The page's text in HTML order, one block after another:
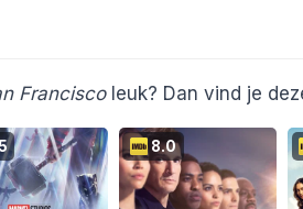
Franciscoleuk? Dan vind je
8.0